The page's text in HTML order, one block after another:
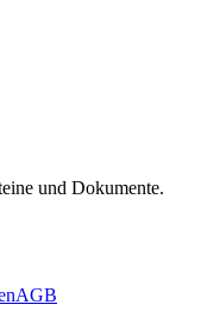
und Dokumente.
AGB